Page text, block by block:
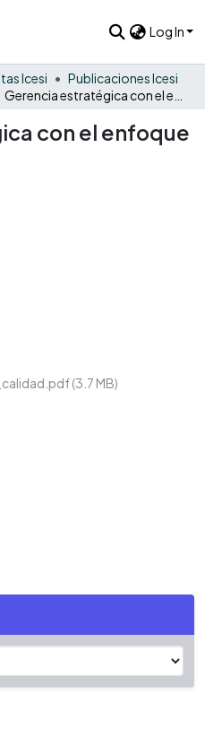
Log In
Icesi
Publicaciones Icesi
con el enfoque
(3.7 MB)